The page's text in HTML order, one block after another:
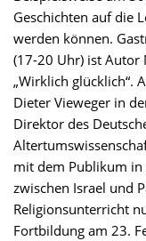
Geschichten auf die
werden können.
(17-20 Uhr) ist Autor
„Wirklich glücklich“.
Dieter Vieweger in
Direktor des
mit dem Publikum
zwischen Israel und
Religionsunterricht
Fortbildung am 23.